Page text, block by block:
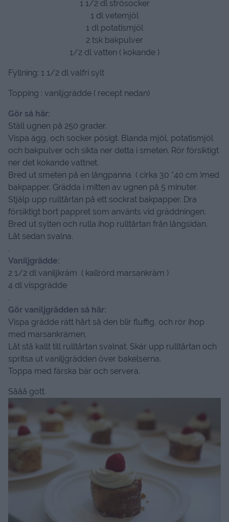
1 1/2 dl strösocker
1 dl vetemjöl
1 dl potatismjöl
2 tsk bakpulver
1/2 dl vatten ( kokande )
Fyllning: 1 1/2 dl valfri sylt
Topping : vaniljgrädde ( recept nedan)
Gör så här:
Ställ ugnen på 250 grader.
Vispa ägg, och socker pösigt. Blanda mjöl, potatismjöl
och bakpulver och sikta ner detta i smeten. Rör försiktigt
ner det kokande vattnet.
Bred ut smeten på en långpanna ( cirka 30 *40 cm )med
bakpapper. Grädda i mitten av ugnen på 5 minuter.
Stjälp upp rulltårtan på ett sockrat bakpapper. Dra
försiktigt bort pappret som använts vid gräddningen.
Bred ut sylten och rulla ihop rulltårtan från långsidan.
Låt sedan svalna.
.
Vaniljgrädde:
2 1/2 dl vaniljkräm ( kallrörd marsankräm )
4 dl vispgrädde
.
Gör vaniljgrädden så här:
Vispa grädde rätt hårt så den blir fluffig, och rör ihop
med marsankrämen.
Låt stå kallt till rulltårtan svalnat. Skär upp rulltårtan och
spritsa ut vaniljgrädden över bakelserna.
Toppa med färska bär och servera.
Sååå gott.